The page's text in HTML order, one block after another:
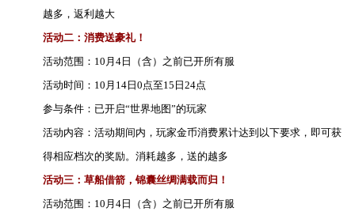
越多，返利越大
活动二：消费送豪礼！
活动范围：10月4日（含）之前已开所有服
活动时间：10月14日0点至15日24点
参与条件：已开启“世界地图”的玩家
活动内容：活动期间内，玩家金币消费累计达到以下要求，即可获
得相应档次的奖励。消耗越多，送的越多
活动三：草船借箭，锦囊丝绸满载而归！
活动范围：10月4日（含）之前已开所有服